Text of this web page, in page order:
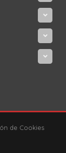
de Cookies